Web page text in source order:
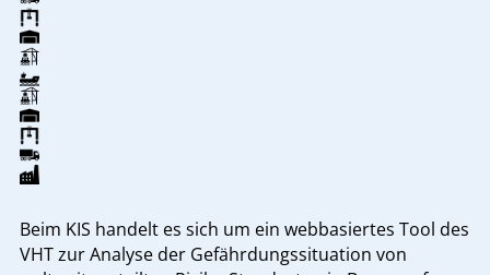
Beim KIS handelt es sich um ein webbasiertes Tool des
VHT zur Analyse der Gefährdungssituation von